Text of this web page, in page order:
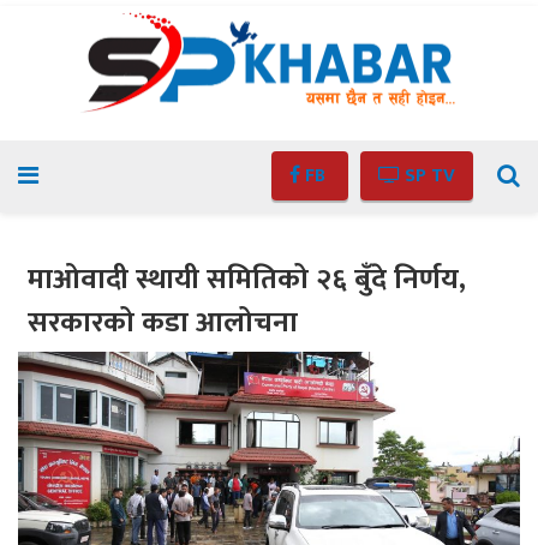
FB SP TV
माओवादी स्थायी समितिको २६ बुँदे निर्णय,
सरकारको कडा आलोचना